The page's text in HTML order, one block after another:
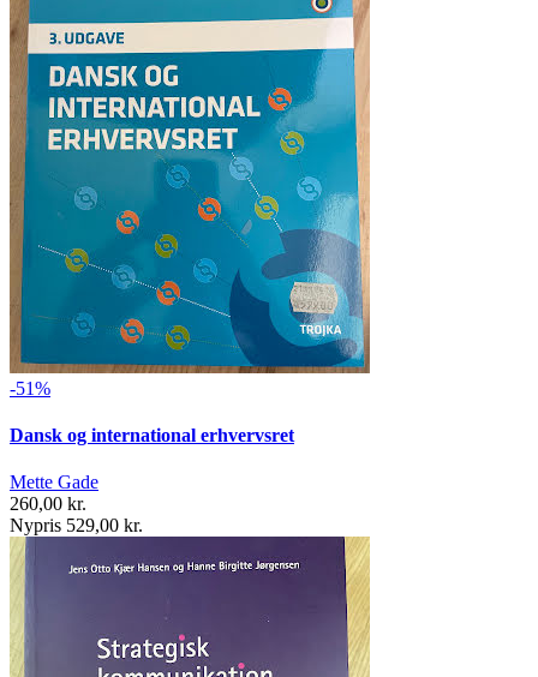
-51%
Dansk og international erhvervsret
Mette Gade
260,00 kr.
Nypris 529,00 kr.